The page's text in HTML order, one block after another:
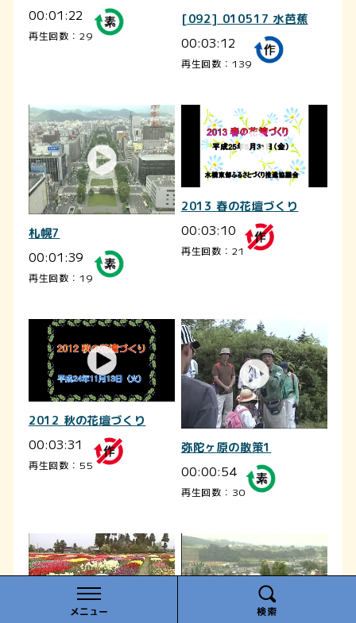
メニュー 検索
00:01:22
再生回数：29
[092] 010517 水芭蕉
00:03:12
再生回数：139
札幌7
00:01:39
再生回数：19
2013 春の花壇づくり
00:03:10
再生回数：21
2012 秋の花壇づくり
00:03:31
再生回数：55
弥陀ヶ原の散策1
00:00:54
再生回数：30